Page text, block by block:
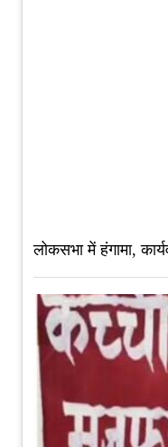
लोकसभा में हंगामा,